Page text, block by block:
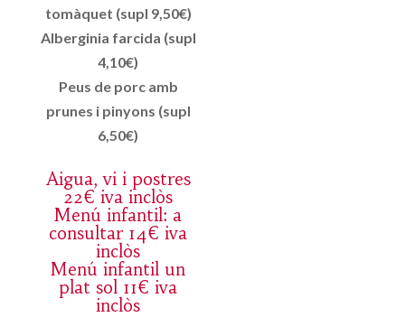
tomàquet (supl 9,50€)
Alberginia farcida (supl
4,10€)
Peus de porc amb
prunes i pinyons (supl
6,50€)
Aigua, vi i postres
22€ iva inclòs
Menú infantil: a
consultar 14€ iva
inclòs
Menú infantil un
plat sol 11€ iva
inclòs